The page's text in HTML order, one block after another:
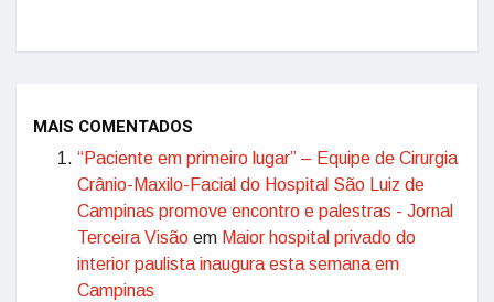
MAIS COMENTADOS
“Paciente em primeiro lugar” – Equipe de Cirurgia
Crânio-Maxilo-Facial do Hospital São Luiz de
Campinas promove encontro e palestras - Jornal
Terceira Visão em Maior hospital privado do
interior paulista inaugura esta semana em
Campinas